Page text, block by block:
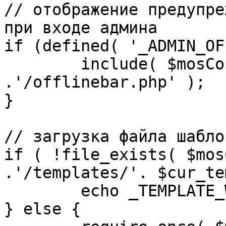
// отображение
при входе админа
if (defined(
.'/offlinebar.php' );
}
// загрузка файла
if ( !file_exists(
.'/templates/'.
} else {